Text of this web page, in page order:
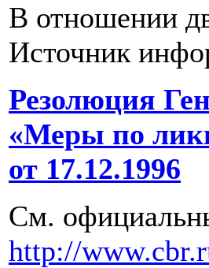
В отношении
Источник
Резолюция
«Меры по
от 17.12.1996
См.
http://